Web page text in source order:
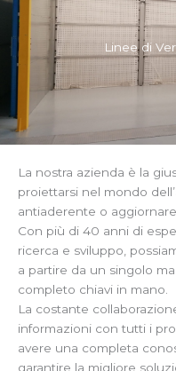
Linee di
La nostra azienda è la
proiettarsi nel mondo
antiaderente o
Con più di 40 anni di
ricerca e sviluppo,
a partire da un singolo
completo chiavi in mano.
La costante
informazioni con tutti i
avere una completa
garantire la migliore